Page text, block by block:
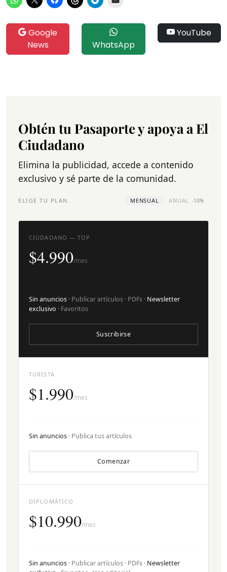
Google
News
WhatsApp
YouTube
Obtén tu Pasaporte y apoya a El
Ciudadano
Elimina la publicidad, accede a contenido
exclusivo y sé parte de la comunidad.
ELIGE TU PLAN MENSUAL ANUAL -10%
TURISTA
$1.990/mes
Sin anuncios · Publica tus artículos
Comenzar
CIUDADANO — TOP
$4.990/mes
Sin anuncios · Publicar artículos · PDFs · Newsletter
exclusivo · Favoritos
Suscribirse
DIPLOMÁTICO
$10.990/mes
Sin anuncios · Publicar artículos · PDFs · Newsletter